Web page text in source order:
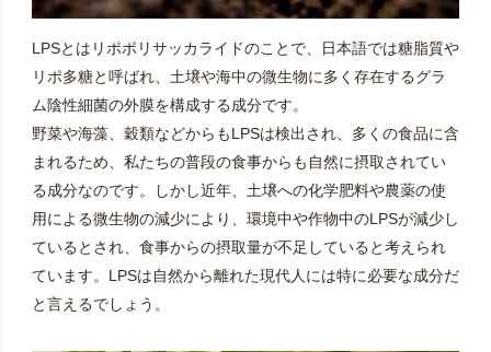
と呼ばれる低温噴霧乾燥により粉末化され、成分ができ
る限り保たれるよう繊細に処理されています。
LPSとはリポポリサッカライドのことで、日本語では糖脂質や
リポ多糖と呼ばれ、土壌や海中の微生物に多く存在するグラ
ム陰性細菌の外膜を構成する成分です。
野菜や海藻、穀類などからもLPSは検出され、多くの食品に含
まれるため、私たちの普段の食事からも自然に摂取されてい
る成分なのです。しかし近年、土壌への化学肥料や農薬の使
用による微生物の減少により、環境中や作物中のLPSが減少し
ているとされ、食事からの摂取量が不足していると考えられ
ています。LPSは自然から離れた現代人には特に必要な成分だ
と言えるでしょう。